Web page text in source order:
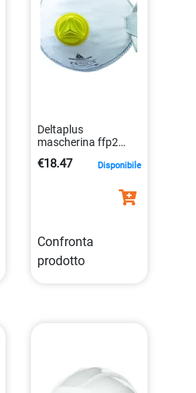
Deltaplus
mascherina ffp2
valvola da 10 pezzi
€18.47 Disponibile
Confronta
prodotto